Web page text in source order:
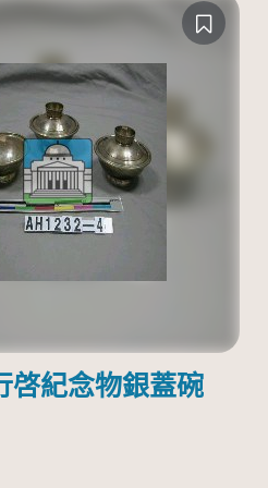
啓紀念物銀蓋碗